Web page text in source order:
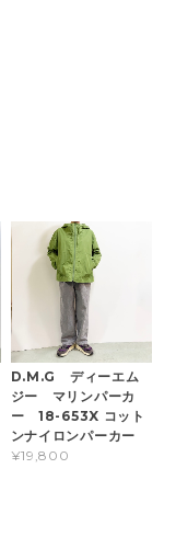
D.M.G ディーエム
ジー マリンパーカ
ー 18-653X コット
ンナイロンパーカー
¥19,800